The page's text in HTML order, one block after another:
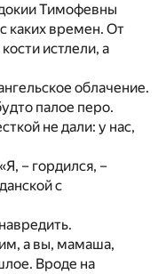
Тимофевны
каких времен. От
истлели, а
облачение.
палое перо.
не дали: у нас,
– гордился, –
с
а вы, мамаша,
Вроде на